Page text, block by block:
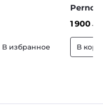
В избранное
1 900₽
В